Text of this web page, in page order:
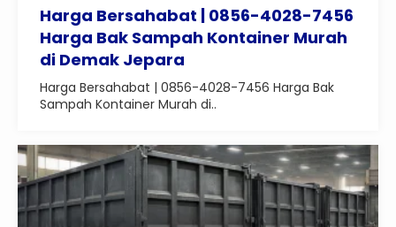
Harga Bersahabat | 0856-4028-7456
Harga Bak Sampah Kontainer Murah
di Demak Jepara
Harga Bersahabat | 0856-4028-7456 Harga Bak
Sampah Kontainer Murah di..